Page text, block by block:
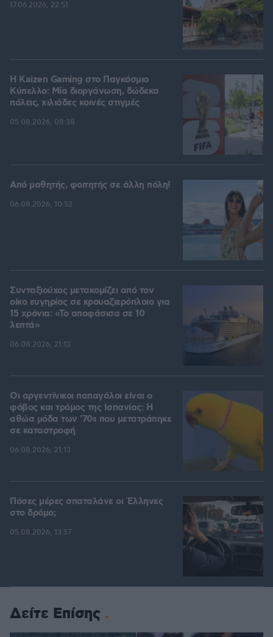
17.06.2026, 22:51
H Kaizen Gaming στο Παγκόσμιο
Kύπελλο: Μία διοργάνωση, δώδεκα
πόλεις, χιλιάδες κοινές στιγμές
05.08.2026, 08:38
Από μαθητής, φοιτητής σε άλλη πόλη!
06.08.2026, 10:52
Συνταξιούχος μετακομίζει από τον
οίκο ευγηρίας σε κρουαζιερόπλοιο για
15 χρόνια: «Το αποφάσισα σε 10
λεπτά»
06.08.2026, 21:13
Οι αργεντίνικοι παπαγάλοι είναι ο
φόβος και τρόμος της Ισπανίας: Η
αθώα μόδα των '70s που μετατράπηκε
σε καταστροφή
06.08.2026, 21:13
Πόσες μέρες σπαταλάνε οι Έλληνες
στο δρόμο;
05.08.2026, 13:57
Δείτε Επίσης